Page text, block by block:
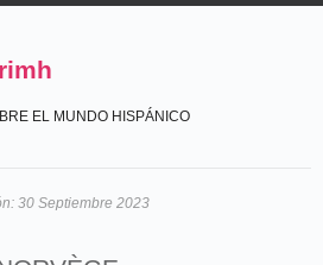
EL MUNDO HISPÁNICO
30 Septiembre 2023